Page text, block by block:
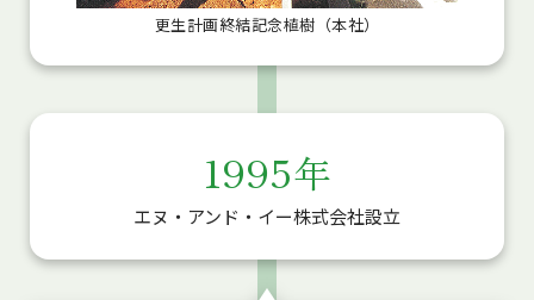
更生計画終結記念植樹（本社）
1995年
エヌ・アンド・イー株式会社設立